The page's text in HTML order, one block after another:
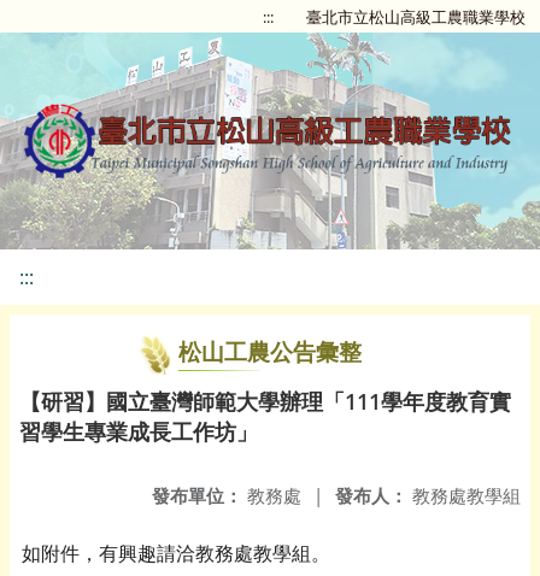
::: 臺北市立松山高級工農職業學校
:::
松山工農公告彙整
【研習】國立臺灣師範大學辦理「111學年度教育實
習學生專業成長工作坊」
發布人： 教務處教學組
發布單位： 教務處 |
如附件，有興趣請洽教務處教學組。